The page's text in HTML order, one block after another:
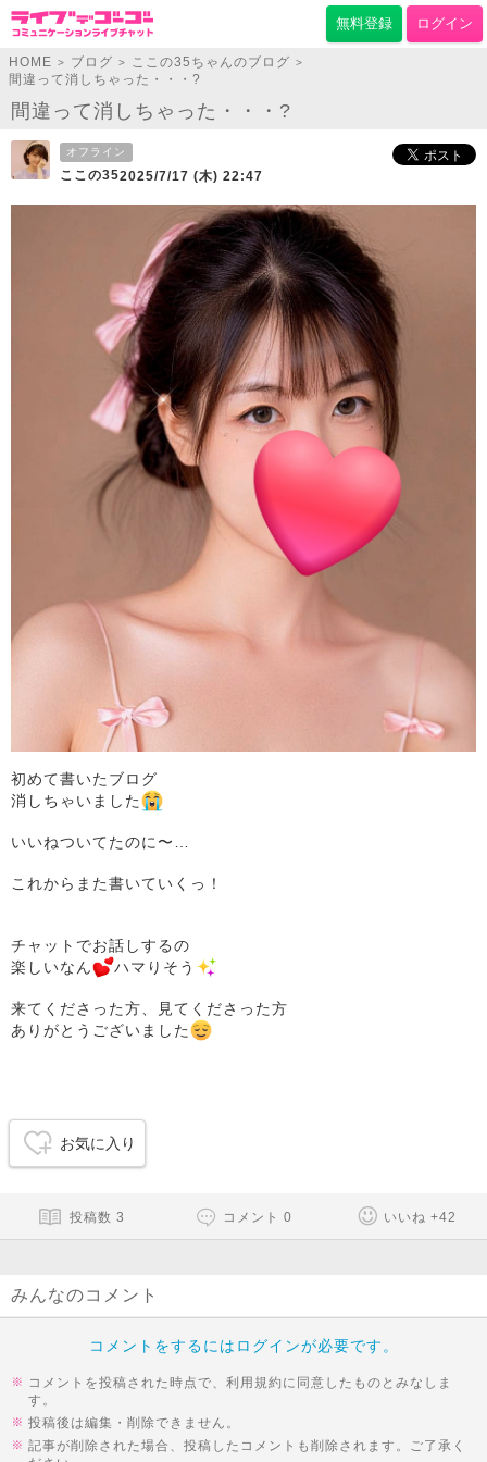
無料登録 ログイン
HOME > ブログ > ここの35ちゃんのブログ >
間違って消しちゃった・・・?
間違って消しちゃった・・・?
オフライン
ここの352025/7/17 (木) 22:47
初めて書いたブログ
消しちゃいました
いいねついてたのに〜…
これからまた書いていくっ！
チャットでお話しするの
楽しいなん
ハマりそう
来てくださった方、見てくださった方
ありがとうございました
お気に入り
投稿数 3 コメント 0 いいね +42
みんなのコメント
コメントをするにはログインが必要です。
コメントを投稿された時点で、利用規約に同意したものとみなしま
す。
投稿後は編集・削除できません。
記事が削除された場合、投稿したコメントも削除されます。ご了承く